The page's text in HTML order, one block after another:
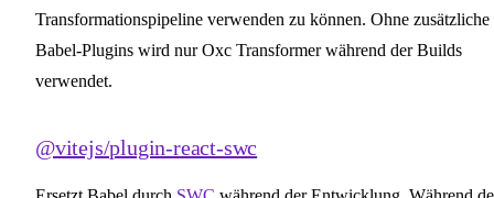
Transformationspipeline verwenden zu können. Ohne zusätzliche
Babel-Plugins wird nur Oxc Transformer während der Builds
verwendet.
@vitejs/plugin-react-swc